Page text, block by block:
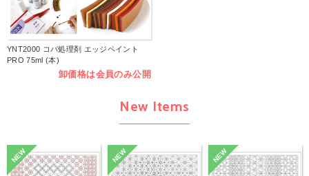
YNT2000 コバ処理剤 エッジペイント
PRO 75ml (本)
卸価格は会員のみ公開
New Items
NEW NEW NEW